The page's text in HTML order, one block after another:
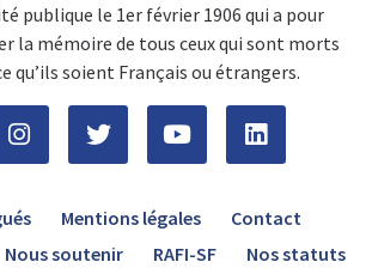
publique le 1er février 1906 qui a pour
la mémoire de tous ceux qui sont morts
qu’ils soient Français ou étrangers.
Mentions légales
Contact
Nous soutenir RAFI-SF Nos statuts